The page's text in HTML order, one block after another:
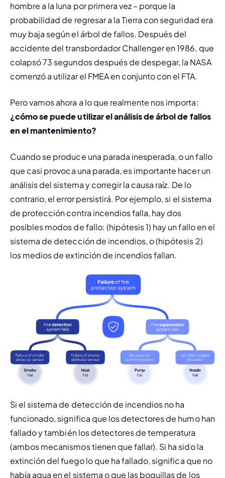
hombre a la luna por primera vez – porque la
probabilidad de regresar a la Tierra con seguridad era
muy baja según el árbol de fallos. Después del
accidente del transbordador Challenger en 1986, que
colapsó 73 segundos después de despegar, la NASA
comenzó a utilizar el FMEA en conjunto con el FTA.
¿cómo se puede utilizar el análisis de árbol de fallos
en el mantenimiento?
Cuando se produce una parada inesperada, o un fallo
que casi provoca una parada, es importante hacer un
análisis del sistema y corregir la causa raíz. De lo
contrario, el error persistirá. Por ejemplo, si el sistema
de protección contra incendios falla, hay dos
posibles modos de fallo: (hipótesis 1) hay un fallo en el
sistema de detección de incendios, o (hipótesis 2)
los medios de extinción de incendios fallan.
Si el sistema de detección de incendios no ha
funcionado, significa que los detectores de humo han
fallado y también los detectores de temperatura
(ambos mecanismos tienen que fallar). Si ha sido la
extinción del fuego lo que ha fallado, significa que no
había agua en el sistema o que las boquillas de los